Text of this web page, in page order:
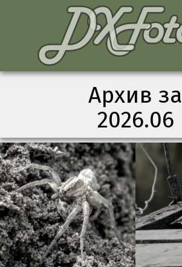
Архив за
2026.06